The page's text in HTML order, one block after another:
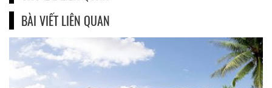
BÀI VIẾT LIÊN QUAN